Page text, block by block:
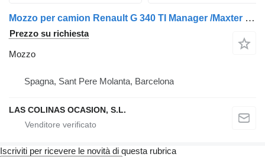
Mozzo per camion Renault G 340 TI Manager /Maxter E1/E2
Prezzo su richiesta
Mozzo
Spagna, Sant Pere Molanta, Barcelona
LAS COLINAS OCASION, S.L.
Iscriviti per ricevere le novità di questa rubrica